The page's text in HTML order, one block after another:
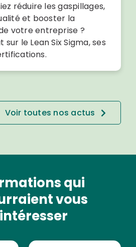
réduire les gaspillages,
et booster la
votre entreprise ?
le Lean Six Sigma, ses
Voir toutes nos actus
qui
vous
intéresser